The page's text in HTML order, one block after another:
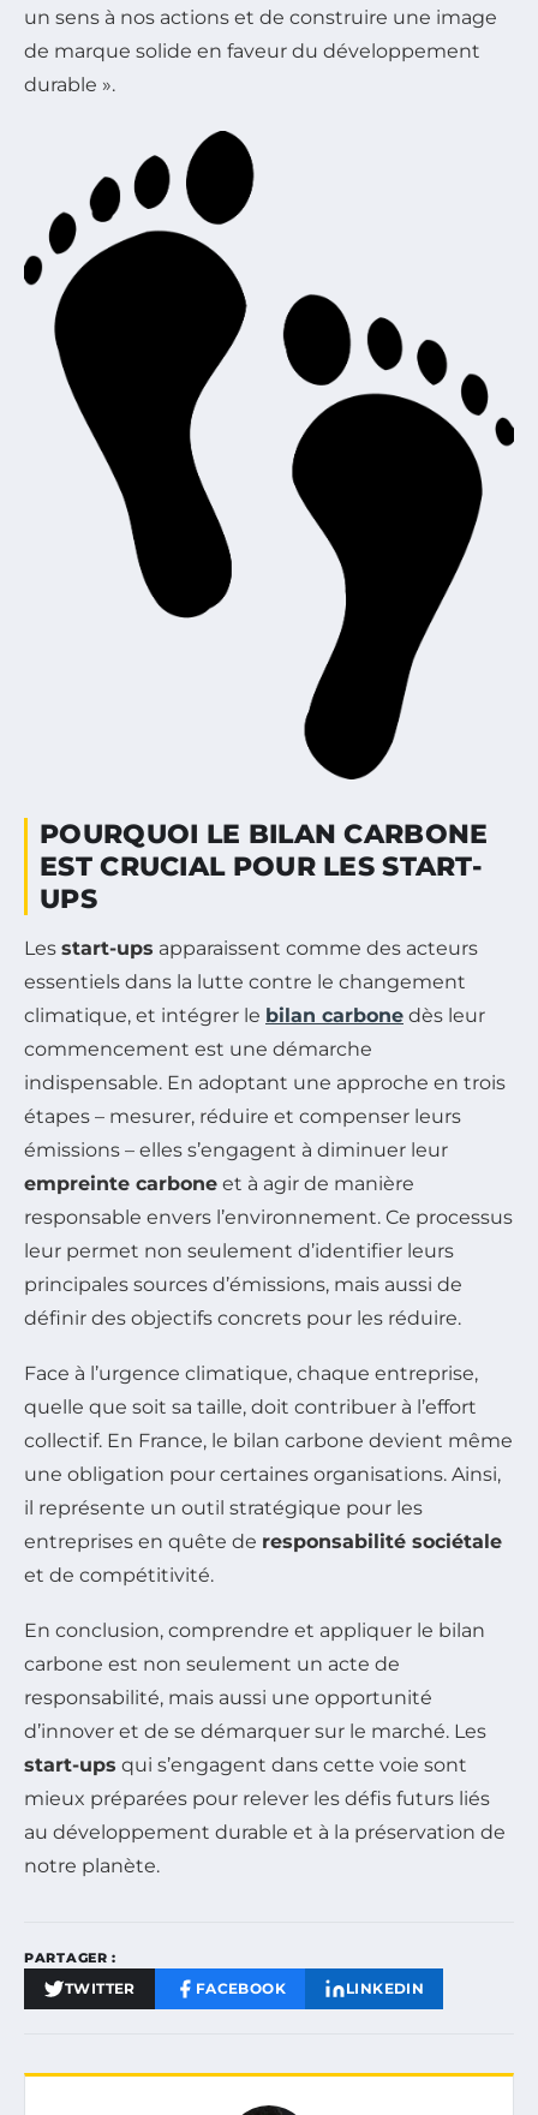
un sens à nos actions et de construire une image
de marque solide en faveur du développement
durable ».
POURQUOI LE BILAN CARBONE
EST CRUCIAL POUR LES START-
UPS
Les start-ups apparaissent comme des acteurs
essentiels dans la lutte contre le changement
climatique, et intégrer le bilan carbone dès leur
commencement est une démarche
indispensable. En adoptant une approche en trois
étapes – mesurer, réduire et compenser leurs
émissions – elles s’engagent à diminuer leur
empreinte carbone et à agir de manière
responsable envers l’environnement. Ce processus
leur permet non seulement d’identifier leurs
principales sources d’émissions, mais aussi de
définir des objectifs concrets pour les réduire.
Face à l’urgence climatique, chaque entreprise,
quelle que soit sa taille, doit contribuer à l’effort
collectif. En France, le bilan carbone devient même
une obligation pour certaines organisations. Ainsi,
il représente un outil stratégique pour les
entreprises en quête de responsabilité sociétale
et de compétitivité.
En conclusion, comprendre et appliquer le bilan
carbone est non seulement un acte de
responsabilité, mais aussi une opportunité
d’innover et de se démarquer sur le marché. Les
start-ups qui s’engagent dans cette voie sont
mieux préparées pour relever les défis futurs liés
au développement durable et à la préservation de
notre planète.
PARTAGER :
TWITTER FACEBOOK LINKEDIN